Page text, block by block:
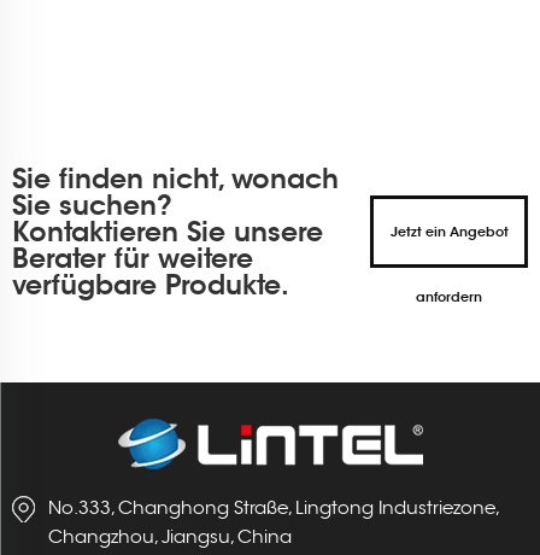
Sie finden nicht, wonach
Sie suchen?
Kontaktieren Sie unsere
Berater für weitere
verfügbare Produkte.
Jetzt ein Angebot
anfordern
No.333, Changhong Straße, Lingtong Industriezone,
Changzhou, Jiangsu, China